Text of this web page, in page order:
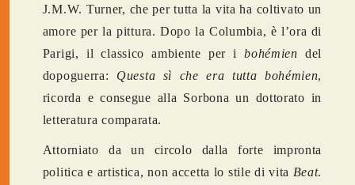
J.M.W. Turner, che per tutta la vita ha coltivato un
amore per la pittura. Dopo la Columbia, è l’ora di
Parigi, il classico ambiente per ibohémien del
dopoguerra: Questa sì che era tutta bohémien,
ricorda e consegue alla Sorbona un dottorato in
letteratura comparata.
Attorniato da un circolo dalla forte impronta
politica e artistica, non accetta lo stile di vita Beat.